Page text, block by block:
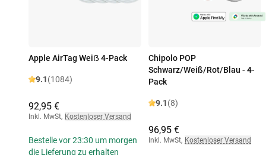
Apple AirTag Weiẞ 4-Pack
9.1(1084)
92,95 €
Inkl. MwSt, Kostenloser Versand
Bestelle vor 23:30 um morgen
die Lieferung zu erhalten
Chipolo POP
Schwarz/Weiß/Rot/Blau - 4-
Pack
9.1(8)
96,95 €
Inkl. MwSt, Kostenloser Versand